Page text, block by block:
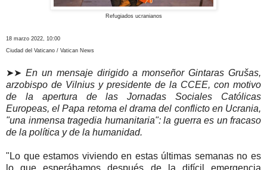
Refugiados ucranianos
18 marzo 2022, 10:00
Ciudad del Vaticano / Vatican News
➤➤ En un mensaje dirigido a monseñor Gintaras Grušas,
arzobispo de Vilnius y presidente de la CCEE, con motivo
de la apertura de las Jornadas Sociales Católicas
Europeas, el Papa retoma el drama del conflicto en Ucrania,
"una inmensa tragedia humanitaria": la guerra es un fracaso
de la política y de la humanidad.
"Lo que estamos viviendo en estas últimas semanas no es
lo que esperábamos después de la difícil emergencia